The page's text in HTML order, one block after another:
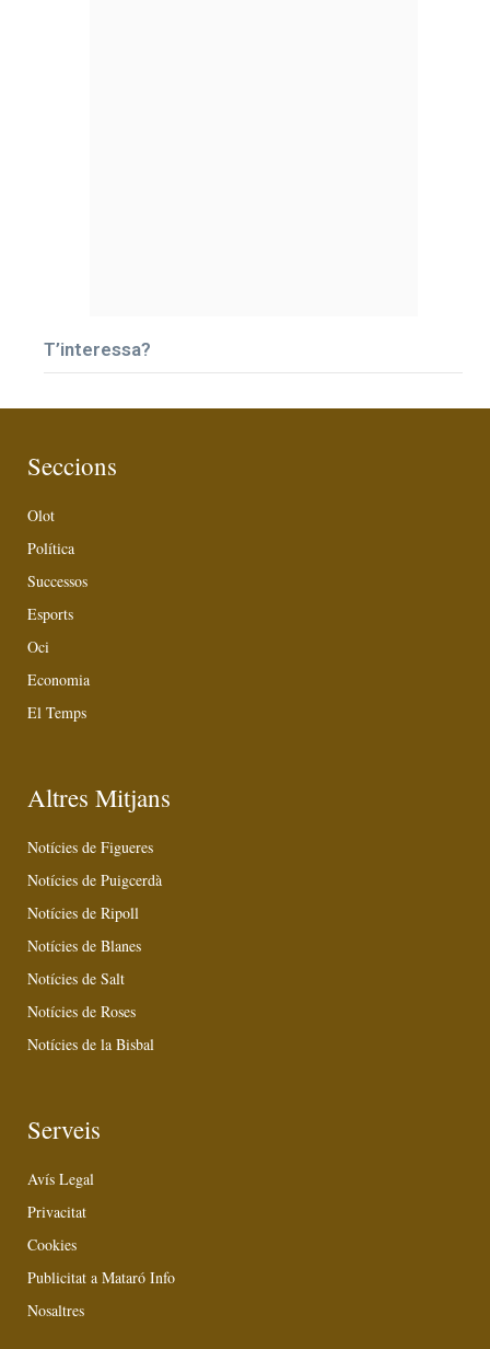
T’interessa?
Seccions
Olot
Política
Successos
Esports
Oci
Economia
El Temps
Altres Mitjans
Notícies de Figueres
Notícies de Puigcerdà
Notícies de Ripoll
Notícies de Blanes
Notícies de Salt
Notícies de Roses
Notícies de la Bisbal
Serveis
Avís Legal
Privacitat
Cookies
Publicitat a Mataró Info
Nosaltres